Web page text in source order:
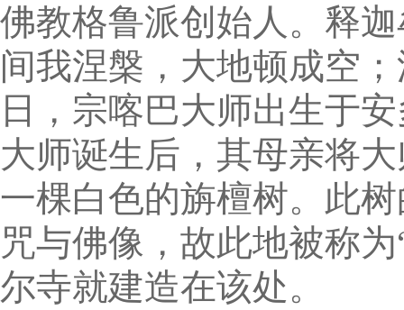
佛教格鲁派创始人。释
间我涅槃，大地顿成空
日，宗喀巴大师出生于
大师诞生后，其母亲将
一棵白色的旃檀树。此
咒与佛像，故此地被称
尔寺就建造在该处。